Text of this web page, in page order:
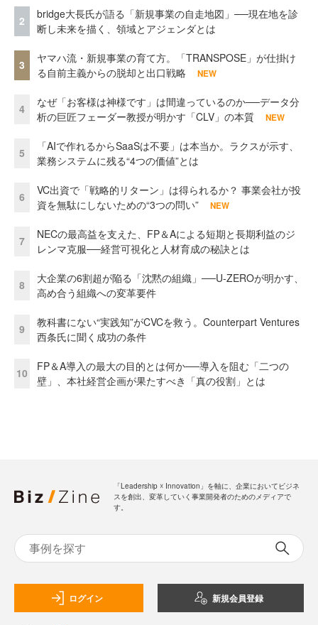
2
bridge大長氏が語る「新規事業の自走地図」──現在地を診
断し未来を描く、領域とアジェンダとは
3
ヤマハ流・新規事業の育て方。「TRANSPOSE」が仕掛け
る自前主義からの脱却と出口戦略
NEW
4
なぜ「お客様は神様です」は間違っているのか──データ分
析の巨匠フェーダー教授が明かす「CLV」の本質
NEW
5
「AIで作れるからSaaSは不要」は本当か。ラクスが示す、
業務システムに残る“4つの価値”とは
6
VC出資で「戦略的リターン」は得られるか？ 事業会社が投
資を無駄にしないための“3つの問い”
NEW
7
NECの最高益を支えた、FP＆Aによる短期と長期利益のジ
レンマ克服──経営可視化と人材育成の秘訣とは
8
大企業の6割超が陥る「沈黙の組織」──U-ZEROが明かす、
高め合う組織への変革要件
9
教科書にない“実践知”がCVCを救う。Counterpart Ventures
西条氏に聞く成功の条件
10
FP＆A導入の最大の目的とは何か──導入を阻む「二つの
壁」、本社経営企画が果たすべき「真の役割」とは
「Leadership ☓ Innovation」を軸に、企業においてビジネ
スを創出、変革していく事業開発者のためのメディアで
す。
ログイン 新規会員登録